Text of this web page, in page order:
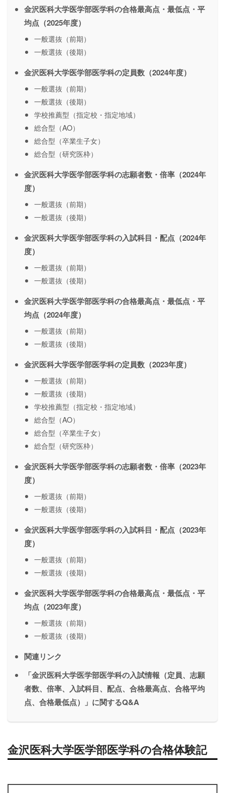
金沢医科大学医学部医学科の合格最高点・最低点・平
均点（2025年度）
一般選抜（前期）
一般選抜（後期）
金沢医科大学医学部医学科の定員数（2024年度）
一般選抜（前期）
一般選抜（後期）
学校推薦型（指定校・指定地域）
総合型（AO）
総合型（卒業生子女）
総合型（研究医枠）
金沢医科大学医学部医学科の志願者数・倍率（2024年
度）
一般選抜（前期）
一般選抜（後期）
金沢医科大学医学部医学科の入試科目・配点（2024年
度）
一般選抜（前期）
一般選抜（後期）
金沢医科大学医学部医学科の合格最高点・最低点・平
均点（2024年度）
一般選抜（前期）
一般選抜（後期）
金沢医科大学医学部医学科の定員数（2023年度）
一般選抜（前期）
一般選抜（後期）
学校推薦型（指定校・指定地域）
総合型（AO）
総合型（卒業生子女）
総合型（研究医枠）
金沢医科大学医学部医学科の志願者数・倍率（2023年
度）
一般選抜（前期）
一般選抜（後期）
金沢医科大学医学部医学科の入試科目・配点（2023年
度）
一般選抜（前期）
一般選抜（後期）
金沢医科大学医学部医学科の合格最高点・最低点・平
均点（2023年度）
一般選抜（前期）
一般選抜（後期）
関連リンク
「金沢医科大学医学部医学科の入試情報（定員、志願
者数、倍率、入試科目、配点、合格最高点、合格平均
点、合格最低点）」に関するQ&A
金沢医科大学医学部医学科の合格体験記